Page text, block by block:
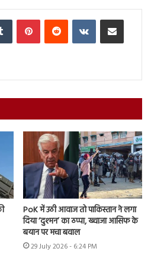
Tumblr PinterestReddit VKontakteShare via Email
PoK में उठी आवाज तो पाकिस्तान ने लगा
दिया ‘दुश्मन’ का ठप्पा, ख्वाजा आसिफ के
बयान पर मचा बवाल
29 July 2026 - 6:24 PM